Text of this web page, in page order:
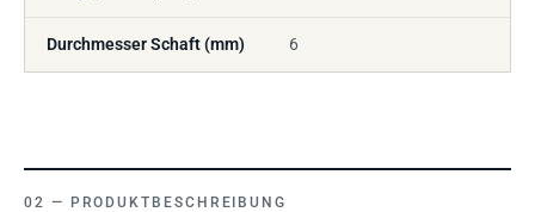
Durchmesser Schaft (mm) 6
PRODUKTBESCHREIBUNG